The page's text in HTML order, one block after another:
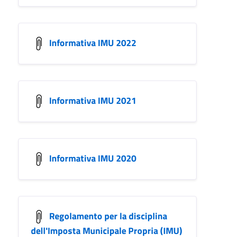
Informativa IMU 2022
Informativa IMU 2021
Informativa IMU 2020
Regolamento per la disciplina
dell'Imposta Municipale Propria (IMU)